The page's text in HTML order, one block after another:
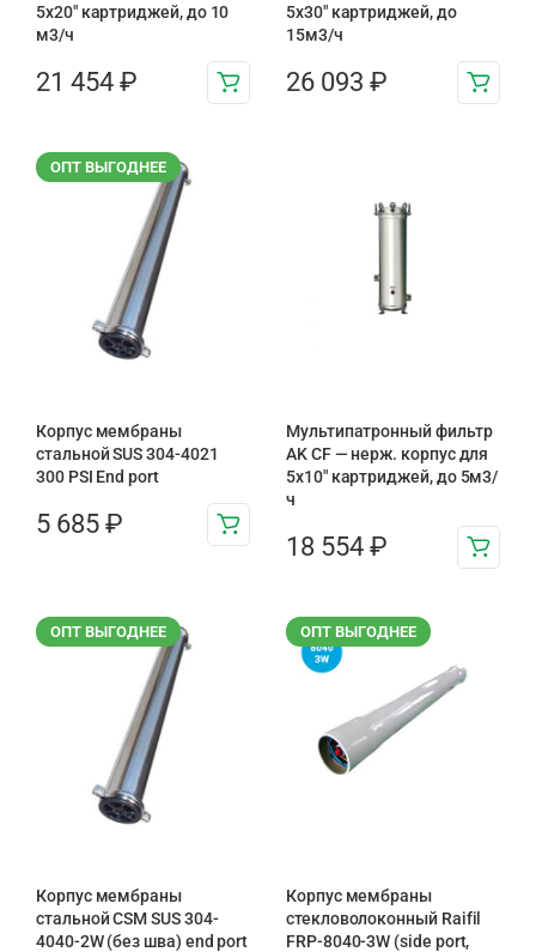
5х20″ картриджей, до 10
м3/ч
21 454 ₽
5х30″ картриджей, до
15м3/ч
26 093 ₽
ОПТ ВЫГОДНЕЕ
Корпус мембраны
стальной SUS 304-4021
300 PSI End port
5 685 ₽
Мультипатронный фильтр
AK CF — нерж. корпус для
5х10″ картриджей, до 5м3/
ч
18 554 ₽
ОПТ ВЫГОДНЕЕ
Корпус мембраны
стальной CSM SUS 304-
4040-2W (без шва) end port
ОПТ ВЫГОДНЕЕ
Корпус мембраны
стекловолоконный Raifil
FRP-8040-3W (side port,